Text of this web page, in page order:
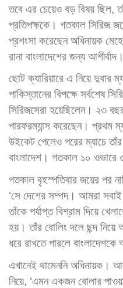
তবে এর চেয়েও বড় বিষয় ছিল,
প্রতিপক্ষকে। গতকাল সিরিজ
প্রশংসা করেছেন অধিনায়ক
রানা বাংলাদেশের জন্য আশীর্বাদ।
ছোট ক্যারিয়ারে এ নিয়ে দুবার
পাকিস্তানের বিপক্ষে সর্বশেষ
সিরিজসেরা হয়েছিলেন। ২৩
পারফরম্যান্স করেছেন। প্রথম
উইকেট পেলেও পরের ম্যাচে
বাংলাদেশ। গতকাল ১০ ওভারে
গতকাল বৃহস্পতিবার জয়ের পর
‘সে দেশের সম্পদ। আমরা সবাই
তাঁকে পর্যাপ্ত বিশ্রাম দিয়ে
হয়। তাঁর বোলিং দলে ছন্দ
ধরে রাখতে পারলে
এখানেই থামেননি অধিনায়ক।
নিয়ে, ‘এমন একজন বোলার